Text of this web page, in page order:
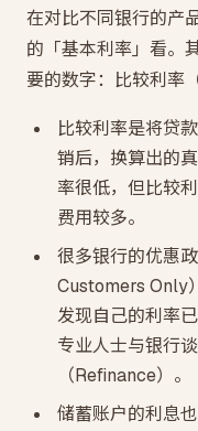
在对比不同银行的产
的「基本利率」看。
要的数字：比较利率
比较利率是将贷
销后，换算出的
率很低，但比较
费用较多。
很多银行的优惠
Customers Only
发现自己的利率
专业人士与银行
（Refinance）。
储蓄账户的利息